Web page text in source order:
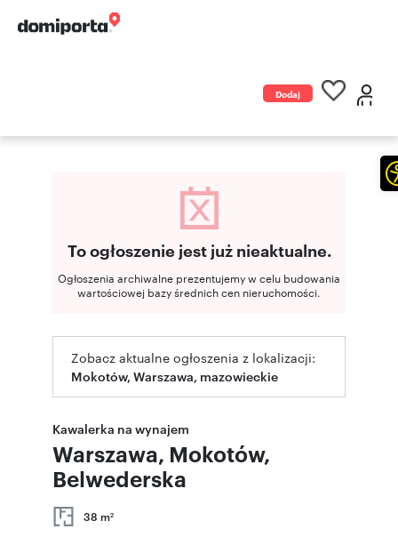
Dodaj
To ogłoszenie jest już nieaktualne.
Ogłoszenia archiwalne prezentujemy w celu budowania
wartościowej bazy średnich cen nieruchomości.
Zobacz aktualne ogłoszenia z lokalizacji:
Mokotów, Warszawa, mazowieckie
Kawalerka na wynajem
Warszawa, Mokotów,
Belwederska
38 m2